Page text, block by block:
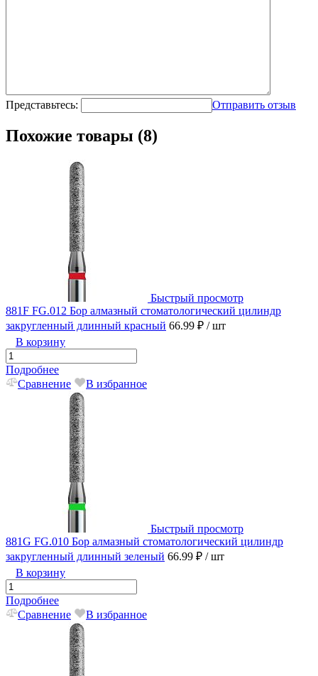
Представьтесь: Отправить отзыв
Похожие товары (8)
Быстрый просмотр
881F FG.012 Бор алмазный стоматологический цилиндр
закругленный длинный красный 66.99 ₽ / шт
В корзину
Подробнее
Сравнение
В избранное
Быстрый просмотр
881G FG.010 Бор алмазный стоматологический цилиндр
закругленный длинный зеленый 66.99 ₽ / шт
В корзину
Подробнее
Сравнение
В избранное